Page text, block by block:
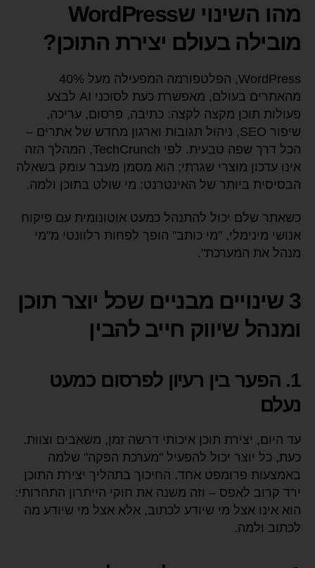
מהו השינוי שWordPress
מובילה בעולם יצירת התוכן?
WordPress, הפלטפורמה המפעילה מעל 40%
מהאתרים בעולם, מאפשרת כעת לסוכני AI לבצע
פעולות תוכן מקצה לקצה: כתיבה, פרסום, עריכה,
שיפור SEO, ניהול תגובות וארגון מחדש של אתרים –
הכל דרך שפה טבעית. לפי TechCrunch, המהלך הזה
אינו עדכון מוצרי שגרתי; הוא מסמן מעבר עומק בשאלה
הבסיסית ביותר של האינטרנט: מי שולט בתוכן ולמה.
כשאתר שלם יכול להתנהל כמעט אוטונומית עם פיקוח
אנושי מינימלי, "מי כותב" הופך לפחות רלוונטי מ"מי
מנהל את המערכת".
3 שינויים מבניים שכל יוצר תוכן
ומנהל שיווק חייב להבין
1. הפער בין רעיון לפרסום כמעט
נעלם
עד היום, יצירת תוכן איכותי דרשה זמן, משאבים וצוות.
כעת, כל יוצר יכול להפעיל "מערכת הפקה" שלמה
באמצעות פרומפט אחד. החיכוך בתהליך יצירת התוכן
ירד קרוב לאפס – וזה משנה את חוקי הייתרון התחרותי:
הוא אינו אצל מי שיודע לכתוב, אלא אצל מי שיודע מה
לכתוב ולמה.